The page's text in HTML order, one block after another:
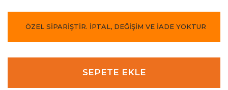
ÖZEL SİPARİŞTİR. İPTAL, DEĞİŞİM VE İADE YOKTUR
SEPETE EKLE